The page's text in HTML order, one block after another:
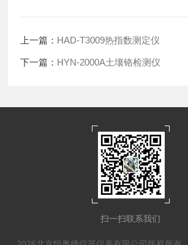
上一篇： HAD-T3009热指数测定仪
下一篇： HYN-2000A土壤铬检测仪
扫一扫联系我们